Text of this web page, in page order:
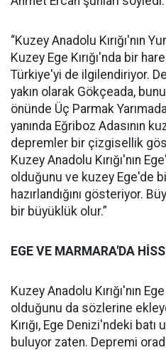
“Kuzey Anadolu Kırığı'nın
Kuzey Ege Kırığı'nda bir
Türkiye'yi de ilgilendiriyor.
yakın olarak Gökçeada,
önünde Üç Parmak
yanında Eğriboz Adasının
depremler bir çizgisellik
Kuzey Anadolu Kırığı'nın
olduğunu ve kuzey Ege'de
hazırlandığını gösteriyor.
bir büyüklük olur.”
EGE VE MARMARA'DA
Kuzey Anadolu Kırığı'nın
olduğunu da sözlerine
Kırığı, Ege Denizi'ndeki
buluyor zaten. Depremi